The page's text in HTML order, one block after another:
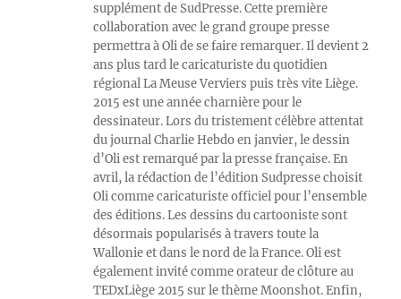
supplément de SudPresse. Cette première
collaboration avec le grand groupe presse
permettra à Oli de se faire remarquer. Il devient 2
ans plus tard le caricaturiste du quotidien
régional La Meuse Verviers puis très vite Liège.
2015 est une année charnière pour le
dessinateur. Lors du tristement célèbre attentat
du journal Charlie Hebdo en janvier, le dessin
d’Oli est remarqué par la presse française. En
avril, la rédaction de l’édition Sudpresse choisit
Oli comme caricaturiste officiel pour l’ensemble
des éditions. Les dessins du cartooniste sont
désormais popularisés à travers toute la
Wallonie et dans le nord de la France. Oli est
également invité comme orateur de clôture au
TEDxLiège 2015 sur le thème Moonshot. Enfin,